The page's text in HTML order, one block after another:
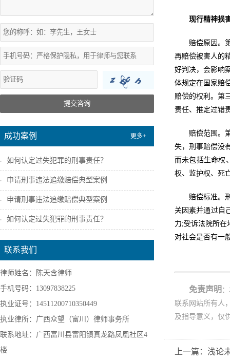
提交咨询
成功案例 更多+
如何认定过失犯罪的刑事责任？
申请刑事违法追缴赔偿典型案例
申请刑事违法追缴赔偿典型案例
如何认定过失犯罪的刑事责任？
联系我们
律师姓名：陈天含律师
手机号码：13097838225
执业证号：14511200710350449
执业律所：广西众望（富川）律师事务所
联系地址：广西富川县富阳镇真龙路凤凰社区4
楼
现行精神损
赔偿原因。
再赔偿被害人的
好判决，会影响
体规定在国家赔
赔偿的权利。第
责任、推定过错
赔偿范围。
失，刑事赔偿没
而未包括生命权
权、监护权、死
赔偿标准。
关因素并通过自
力;受诉法院所在
对社会是否有一
免责声明
联系网站所有人
及指导意义，仅
上一篇：浅论